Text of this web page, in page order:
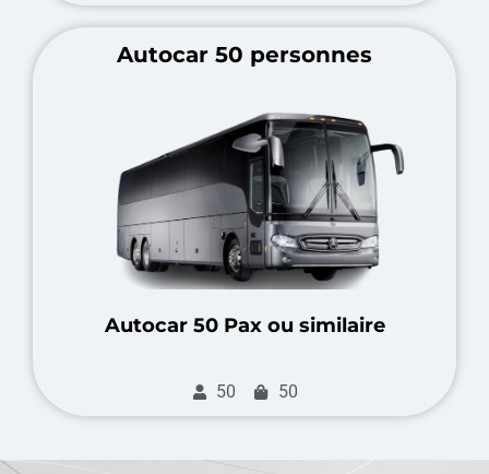
Autocar 50 personnes
Autocar 50 Pax ou similaire
50 50